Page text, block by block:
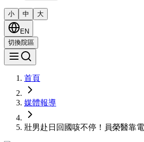
小 中 大
EN
切換院區
首頁
媒體報導
壯男赴日回國咳不停！員榮醫靠